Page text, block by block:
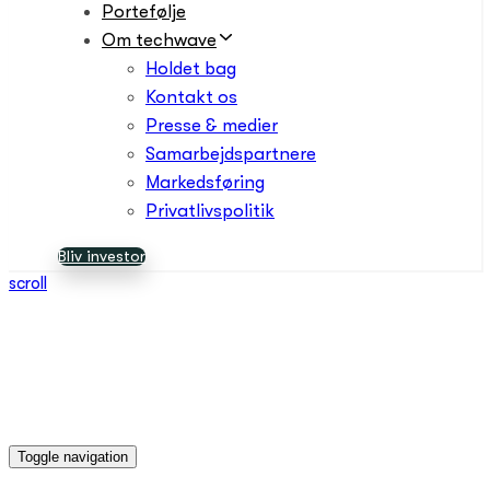
Portefølje
Om techwave
Holdet bag
Kontakt os
Presse & medier
Samarbejdspartnere
Markedsføring
Privatlivspolitik
Bliv investor
scroll
Toggle navigation